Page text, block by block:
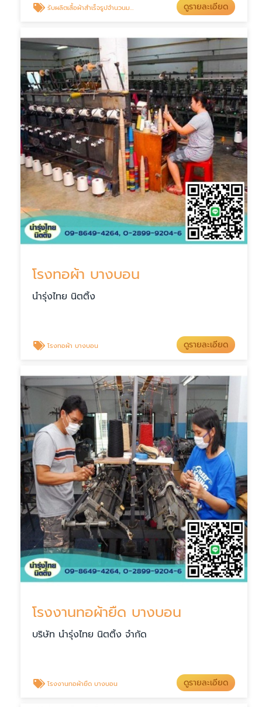
รับผลิตเสื้อผ้าสำเร็จรูปจำนวนมาก ดูรายละเอียด
โรงทอผ้า บางบอน
นำรุ่งไทย นิตติ้ง
โรงทอผ้า บางบอน ดูรายละเอียด
โรงงานทอผ้ายืด บางบอน
บริษัท นำรุ่งไทย นิตติ้ง จำกัด
โรงงานทอผ้ายืด บางบอน ดูรายละเอียด